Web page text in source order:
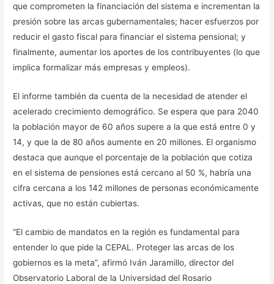
que comprometen la financiación del sistema e incrementan la
presión sobre las arcas gubernamentales; hacer esfuerzos por
reducir el gasto fiscal para financiar el sistema pensional; y
finalmente, aumentar los aportes de los contribuyentes (lo que
implica formalizar más empresas y empleos).
El informe también da cuenta de la necesidad de atender el
acelerado crecimiento demográfico. Se espera que para 2040
la población mayor de 60 años supere a la que está entre 0 y
14, y que la de 80 años aumente en 20 millones. El organismo
destaca que aunque el porcentaje de la población que cotiza
en el sistema de pensiones está cercano al 50 %, habría una
cifra cercana a los 142 millones de personas económicamente
activas, que no están cubiertas.
“El cambio de mandatos en la región es fundamental para
entender lo que pide la CEPAL. Proteger las arcas de los
gobiernos es la meta”, afirmó Iván Jaramillo, director del
Observatorio Laboral de la Universidad del Rosario